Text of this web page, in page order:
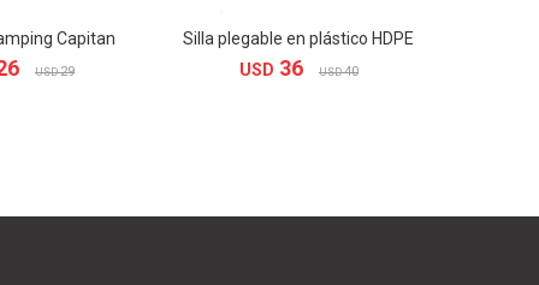
Capitan
USD 29
Silla plegable en plástico HDPE
USD 36 USD 40